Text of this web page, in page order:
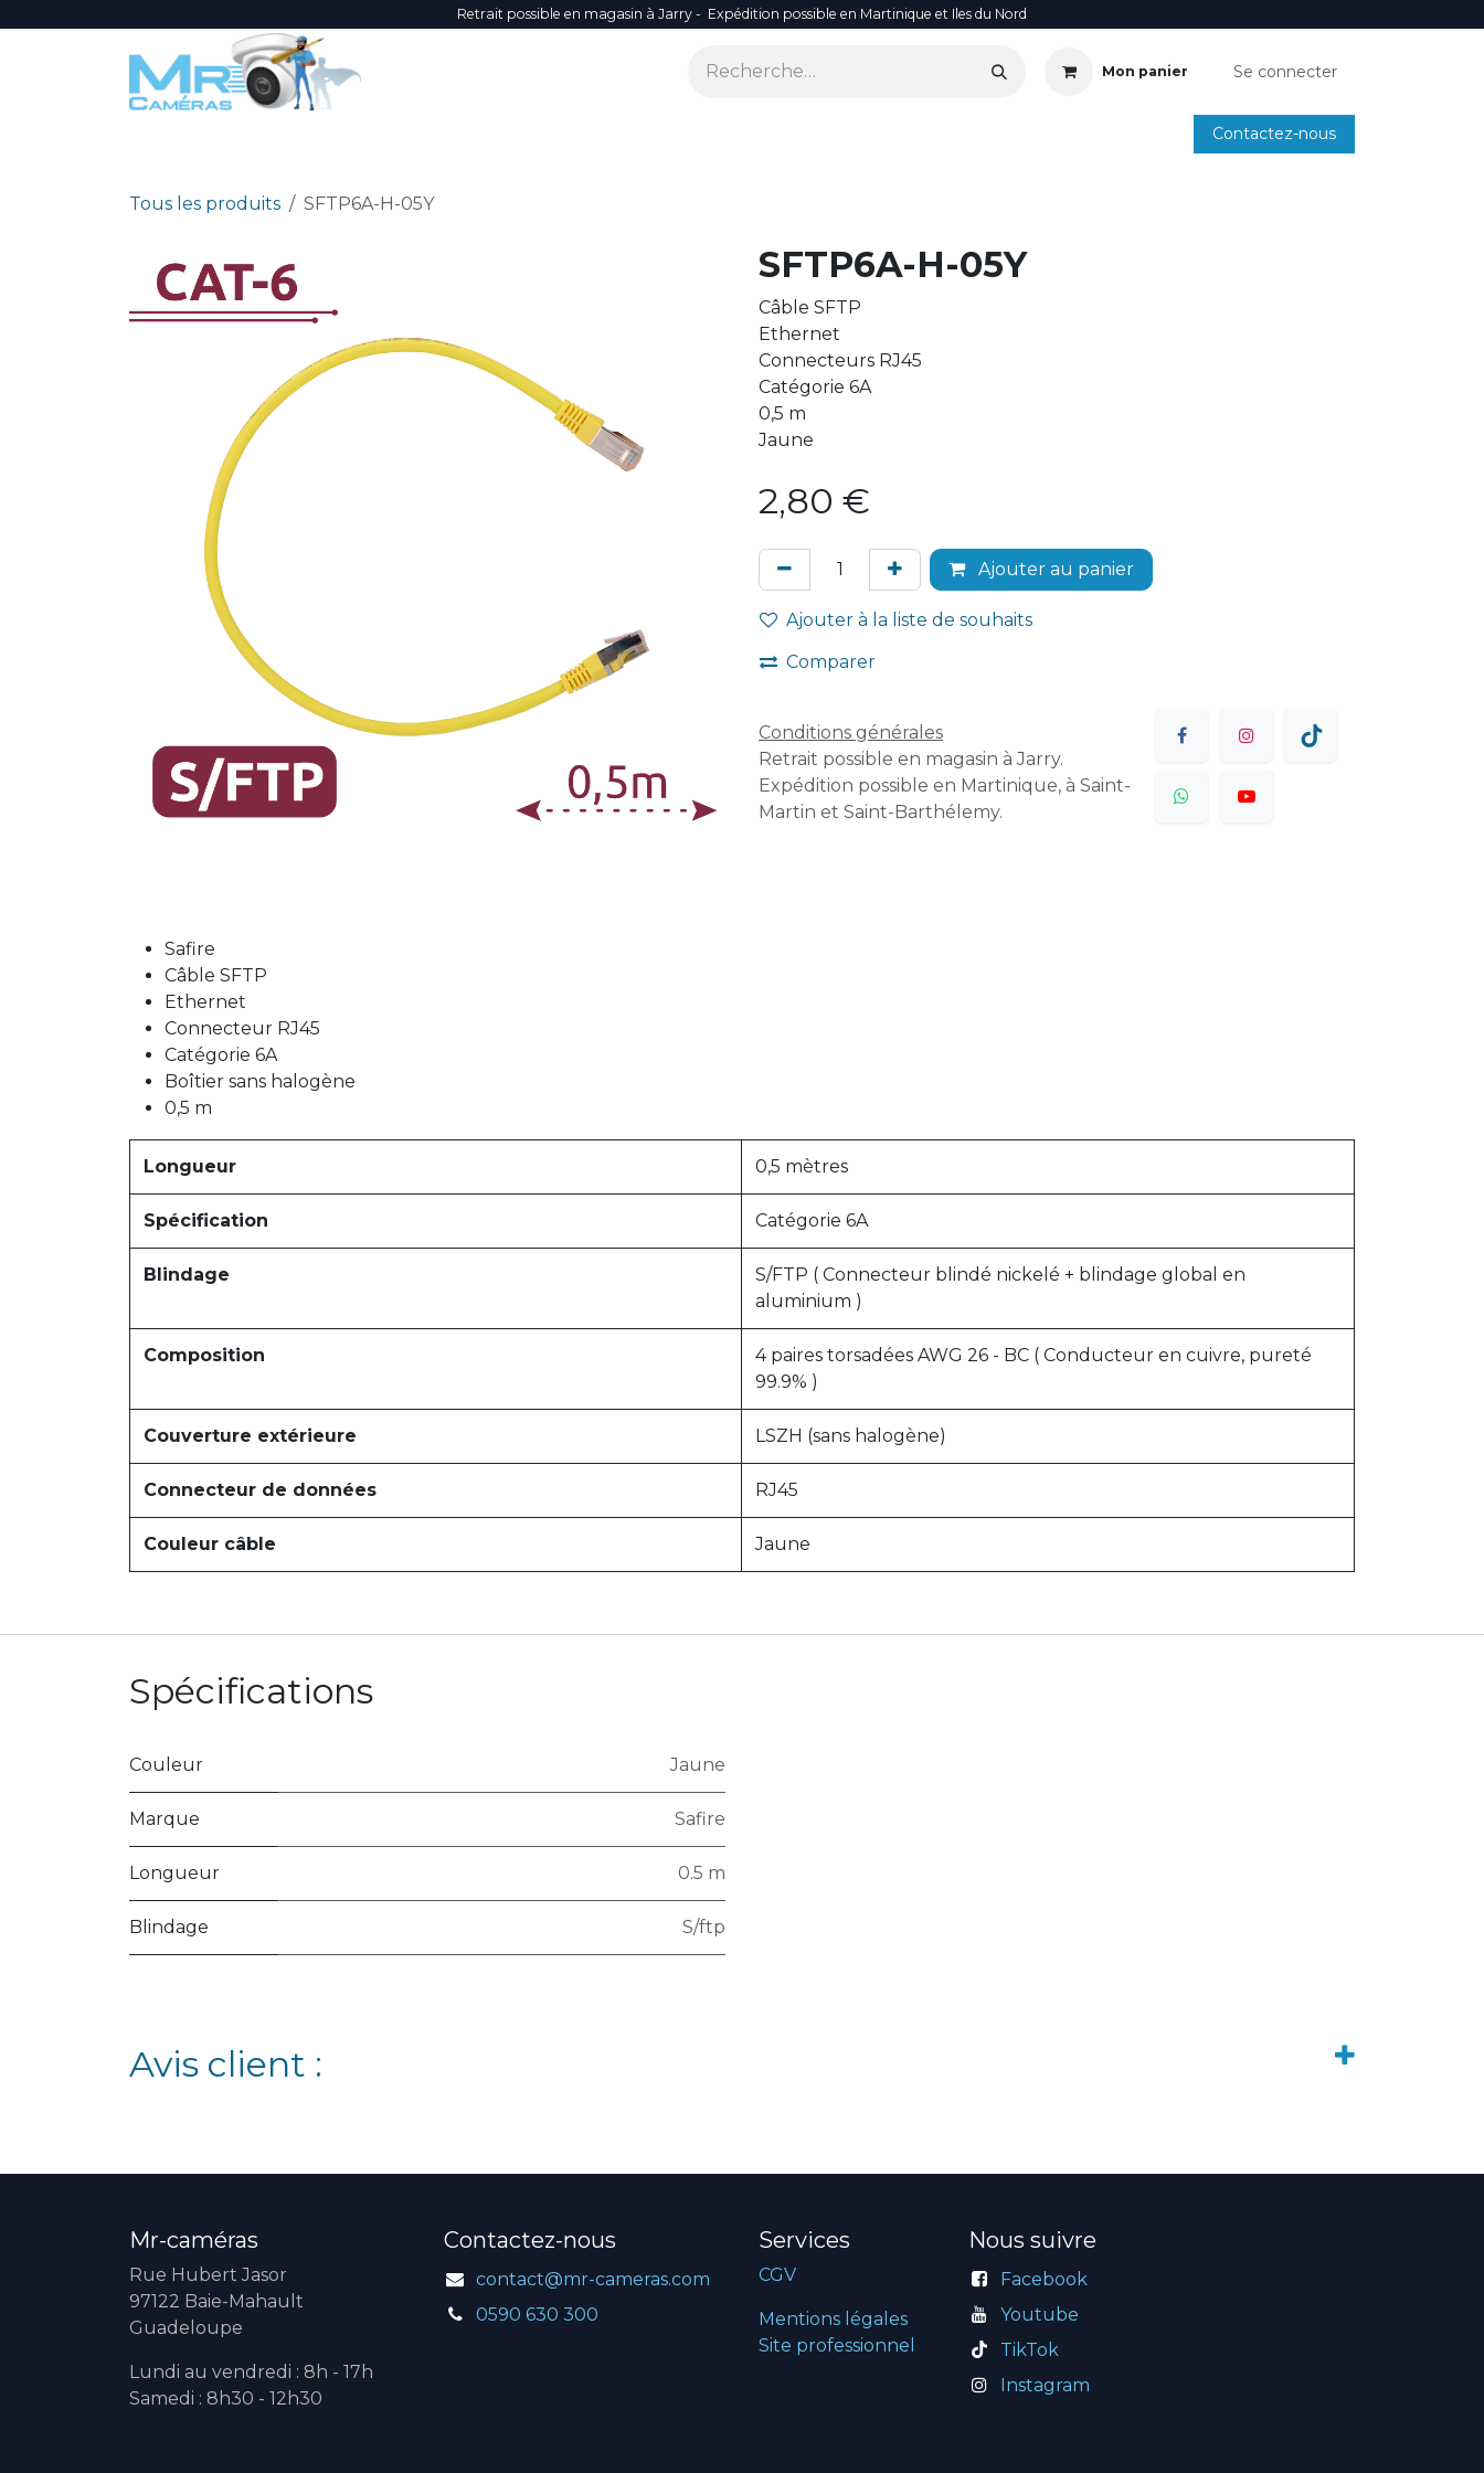
Retrait possible en magasin à Jarry - Expédition possible en Martinique et Iles du Nord
Mon panier Se connecter
ANNUAIRE INSTALLATEURS SMARTPHONE
Contactez-nous
Tous les produits SFTP6A-H-05Y
SFTP6A-H-05Y
Câble SFTP
Ethernet
Connecteurs RJ45
Catégorie 6A
0,5 m
Jaune
2,80 €
Ajouter au panier
Ajouter à la liste de souhaits
Comparer
Conditions générales
Retrait possible en magasin à Jarry.
Expédition possible en Martinique, à Saint-
Martin et Saint-Barthélemy.
Safire
Câble SFTP
Ethernet
Connecteur RJ45
Catégorie 6A
Boîtier sans halogène
0,5 m
Longueur 0,5 mètres
Spécification Catégorie 6A
Blindage
S/FTP ( Connecteur blindé nickelé + blindage global en
aluminium )
Composition
4 paires torsadées AWG 26 - BC ( Conducteur en cuivre, pureté
99.9% )
Couverture extérieure LSZH (sans halogène)
Connecteur de données RJ45
Couleur câble Jaune
Spécifications
Couleur Jaune
Marque Safire
Longueur 0.5 m
Blindage S/ftp
Avis client :
Mr-caméras
Rue Hubert Jasor
97122 Baie-Mahault
Guadeloupe
Lundi au vendredi : 8h - 17h
Samedi : 8h30 - 12h30
Contactez-nous
contact@mr-cameras.com
0590 630 300
Services
CGV
Mentions légales
Site professionnel
Nous suivre
Facebook
Youtube
TikTok
Instagram